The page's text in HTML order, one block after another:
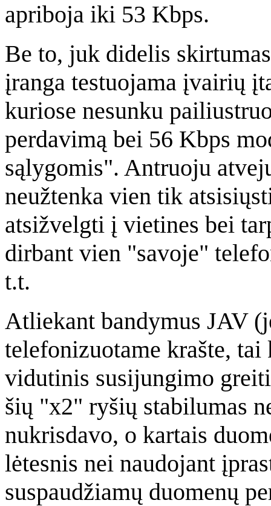
apriboja iki 53 Kbps.
Be to, juk didelis
įranga testuojama įvairių
kuriose nesunku
perdavimą bei 56 Kbps
sąlygomis". Antruoju
neužtenka vien tik
atsižvelgti į vietines bei
dirbant vien "savoje"
t.t.
Atliekant bandymus JAV
telefonizuotame krašte,
vidutinis susijungimo
šių "x2" ryšių stabilumas
nukrisdavo, o kartais
lėtesnis nei naudojant
suspaudžiamų duomenų